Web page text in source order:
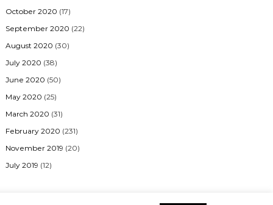
October 2020 (17)
September 2020 (22)
August 2020 (30)
July 2020 (38)
June 2020 (50)
May 2020 (25)
March 2020 (31)
February 2020 (231)
November 2019 (20)
July 2019 (12)